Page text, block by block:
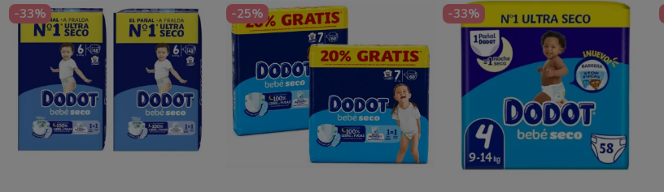
-33%
-25%
-33%